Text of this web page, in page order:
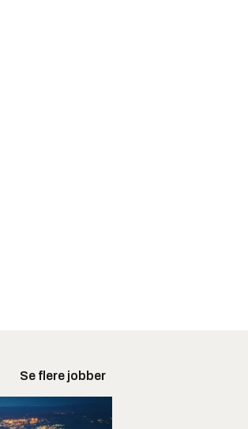
Se flere jobber